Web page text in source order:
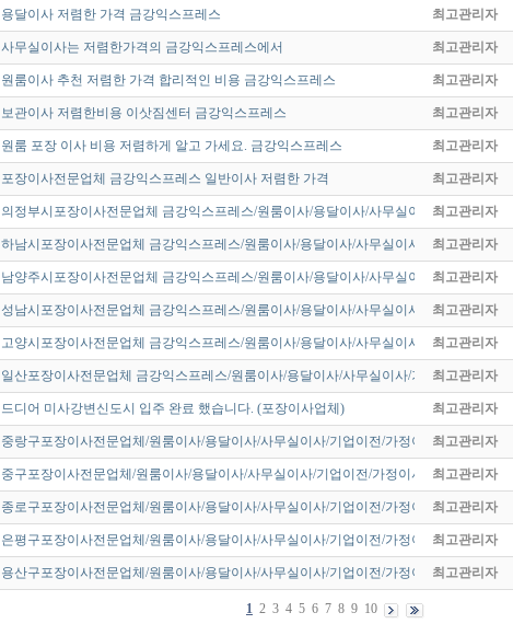
용달이사 저렴한 가격 금강익스프레스 최고관리자
사무실이사는 저렴한가격의 금강익스프레스에서 최고관리자
원룸이사 추천 저렴한 가격 합리적인 비용 금강익스프레스 최고관리자
보관이사 저렴한비용 이삿짐센터 금강익스프레스 최고관리자
원룸 포장 이사 비용 저렴하게 알고 가세요. 금강익스프레스 최고관리자
포장이사전문업체 금강익스프레스 일반이사 저렴한 가격 최고관리자
의정부시포장이사전문업체 금강익스프레스/원룸이사/용달이사/사무실이사/기업이전/가…
최고관리자
하남시포장이사전문업체 금강익스프레스/원룸이사/용달이사/사무실이사/기업이전/가정…
최고관리자
남양주시포장이사전문업체 금강익스프레스/원룸이사/용달이사/사무실이사/기업이전/가…
최고관리자
성남시포장이사전문업체 금강익스프레스/원룸이사/용달이사/사무실이사/기업이전/가정…
최고관리자
고양시포장이사전문업체 금강익스프레스/원룸이사/용달이사/사무실이사/기업이전/가정…
최고관리자
일산포장이사전문업체 금강익스프레스/원룸이사/용달이사/사무실이사/기업이전/가정이…
최고관리자
드디어 미사강변신도시 입주 완료 했습니다. (포장이사업체) 최고관리자
중랑구포장이사전문업체/원룸이사/용달이사/사무실이사/기업이전/가정이사/포장이사/…
최고관리자
중구포장이사전문업체/원룸이사/용달이사/사무실이사/기업이전/가정이사/포장이사/알…
최고관리자
종로구포장이사전문업체/원룸이사/용달이사/사무실이사/기업이전/가정이사/포장이사/…
최고관리자
은평구포장이사전문업체/원룸이사/용달이사/사무실이사/기업이전/가정이사/포장이사/…
최고관리자
용산구포장이사전문업체/원룸이사/용달이사/사무실이사/기업이전/가정이사/포장이사/…
최고관리자
1 2 3 4 5 6 7 8 9 10